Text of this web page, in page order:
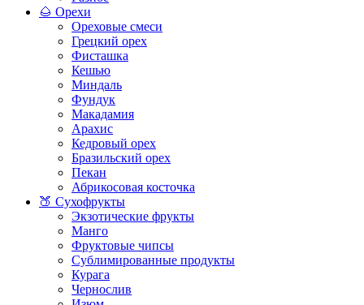
🌰 Орехи
Ореховые смеси
Грецкий орех
Фисташка
Кешью
Миндаль
Фундук
Макадамия
Арахис
Кедровый орех
Бразильский орех
Пекан
Абрикосовая косточка
🍑 Сухофрукты
Экзотические фрукты
Манго
Фруктовые чипсы
Сублимированные продукты
Курага
Чернослив